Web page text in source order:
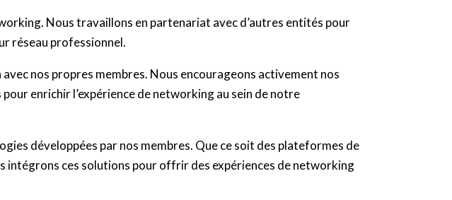
Nous travaillons en partenariat avec d’autres entités pour
réseau professionnel.
nos propres membres. Nous encourageons activement nos
enrichir l’expérience de networking au sein de notre
développées par nos membres. Que ce soit des plateformes de
intégrons ces solutions pour offrir des expériences de networking